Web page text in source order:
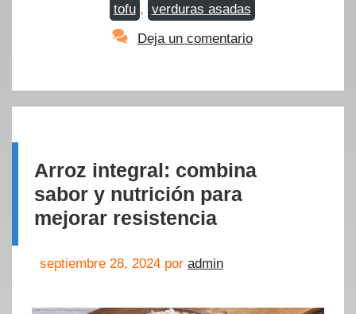
tofu , verduras asadas
Deja un comentario
Arroz integral: combina
sabor y nutrición para
mejorar resistencia
septiembre 28, 2024 por admin